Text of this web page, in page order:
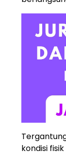
kondisi